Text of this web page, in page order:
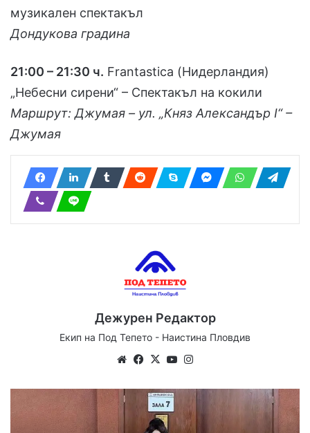
музикален спектакъл
Дондукова градина
21:00 – 21:30 ч. Frantastica (Нидерландия)
„Небесни сирени“ – Спектакъл на кокили
Маршрут: Джумая – ул. „Княз Александър І“ –
Джумая
Дежурен Редактор
Екип на Под Тепето - Наистина Пловдив
WebsiteFacebook
X YouTube